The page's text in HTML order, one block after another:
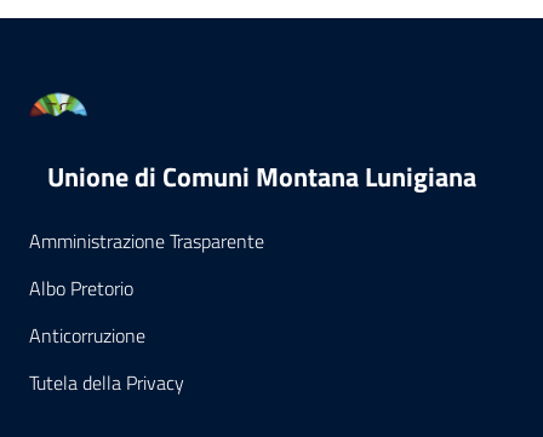
Unione di Comuni Montana Lunigiana
Amministrazione Trasparente
Albo Pretorio
Anticorruzione
Tutela della Privacy